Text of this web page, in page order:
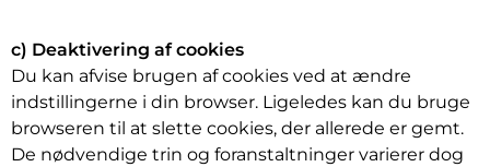
c) Deaktivering af cookies
Du kan afvise brugen af cookies ved at ændre
indstillingerne i din browser. Ligeledes kan du bruge
browseren til at slette cookies, der allerede er gemt.
De nødvendige trin og foranstaltninger varierer dog